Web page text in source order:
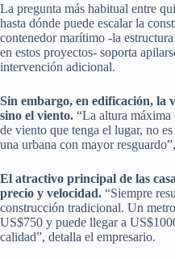
La pregunta más habitual entre
hasta dónde puede escalar la
contenedor marítimo -la
en estos proyectos- soporta
intervención adicional.
Sin embargo, en edificación, la
sino el viento. “La altura máxima
de viento que tenga el lugar, no
una urbana con mayor
El atractivo principal de las
precio y velocidad. “Siempre
construcción tradicional. Un
US$750 y puede llegar a
calidad”, detalla el empresario.